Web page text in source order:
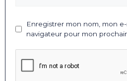
Enregistrer mon nom, mon
navigateur pour mon